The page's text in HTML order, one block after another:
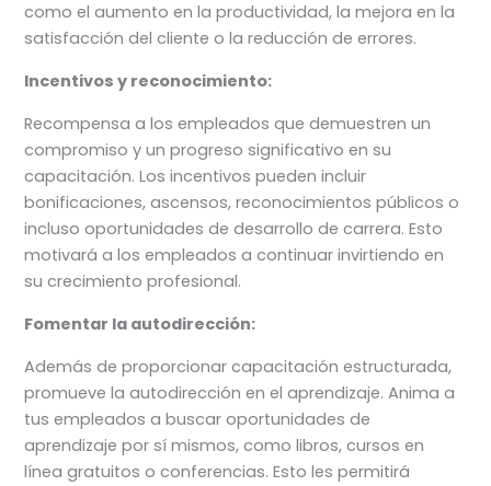
como el aumento en la productividad, la mejora en la
satisfacción del cliente o la reducción de errores.
Incentivos y reconocimiento:
Recompensa a los empleados que demuestren un
compromiso y un progreso significativo en su
capacitación. Los incentivos pueden incluir
bonificaciones, ascensos, reconocimientos públicos o
incluso oportunidades de desarrollo de carrera. Esto
motivará a los empleados a continuar invirtiendo en
su crecimiento profesional.
Fomentar la autodirección:
Además de proporcionar capacitación estructurada,
promueve la autodirección en el aprendizaje. Anima a
tus empleados a buscar oportunidades de
aprendizaje por sí mismos, como libros, cursos en
línea gratuitos o conferencias. Esto les permitirá